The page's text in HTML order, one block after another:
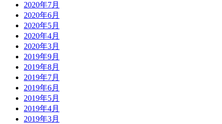
2020年7月
2020年6月
2020年5月
2020年4月
2020年3月
2019年9月
2019年8月
2019年7月
2019年6月
2019年5月
2019年4月
2019年3月